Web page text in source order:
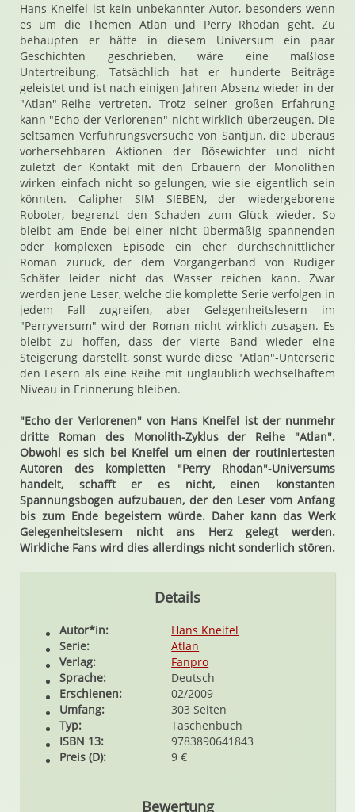
Hans Kneifel ist kein unbekannter Autor, besonders wenn
es um die Themen Atlan und Perry Rhodan geht. Zu
behaupten er hätte in diesem Universum ein paar
Geschichten geschrieben, wäre eine maßlose
Untertreibung. Tatsächlich hat er hunderte Beiträge
geleistet und ist nach einigen Jahren Absenz wieder in der
"Atlan"-Reihe vertreten. Trotz seiner großen Erfahrung
kann "Echo der Verlorenen" nicht wirklich überzeugen. Die
seltsamen Verführungsversuche von Santjun, die überaus
vorhersehbaren Aktionen der Bösewichter und nicht
zuletzt der Kontakt mit den Erbauern der Monolithen
wirken einfach nicht so gelungen, wie sie eigentlich sein
könnten. Calipher SIM SIEBEN, der wiedergeborene
Roboter, begrenzt den Schaden zum Glück wieder. So
bleibt am Ende bei einer nicht übermäßig spannenden
oder komplexen Episode ein eher durchschnittlicher
Roman zurück, der dem Vorgängerband von Rüdiger
Schäfer leider nicht das Wasser reichen kann. Zwar
werden jene Leser, welche die komplette Serie verfolgen in
jedem Fall zugreifen, aber Gelegenheitslesern im
"Perryversum" wird der Roman nicht wirklich zusagen. Es
bleibt zu hoffen, dass der vierte Band wieder eine
Steigerung darstellt, sonst würde diese "Atlan"-Unterserie
den Lesern als eine Reihe mit unglaublich wechselhaftem
Niveau in Erinnerung bleiben.
"Echo der Verlorenen" von Hans Kneifel ist der nunmehr
dritte Roman des Monolith-Zyklus der Reihe "Atlan".
Obwohl es sich bei Kneifel um einen der routiniertesten
Autoren des kompletten "Perry Rhodan"-Universums
handelt, schafft er es nicht, einen konstanten
Spannungsbogen aufzubauen, der den Leser vom Anfang
bis zum Ende begeistern würde. Daher kann das Werk
Gelegenheitslesern nicht ans Herz gelegt werden.
Wirkliche Fans wird dies allerdings nicht sonderlich stören.
Details
Autor*in:
Hans Kneifel
Serie:
Atlan
Verlag:
Fanpro
Sprache:
Deutsch
Erschienen:
02/2009
Umfang:
303 Seiten
Typ:
Taschenbuch
ISBN 13:
9783890641843
Preis (D):
9 €
Bewertung